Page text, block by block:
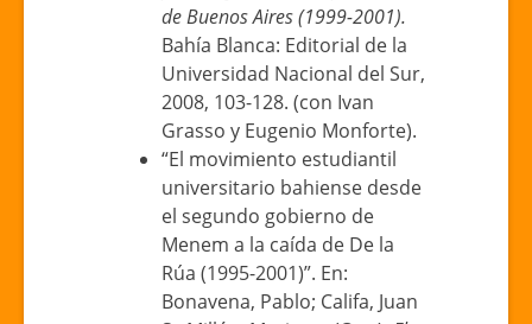
de Buenos Aires (1999-2001).
Bahía Blanca: Editorial de la
Universidad Nacional del Sur,
2008, 103-128. (con Ivan
Grasso y Eugenio Monforte).
“El movimiento estudiantil
universitario bahiense desde
el segundo gobierno de
Menem a la caída de De la
Rúa (1995-2001)”. En:
Bonavena, Pablo; Califa, Juan